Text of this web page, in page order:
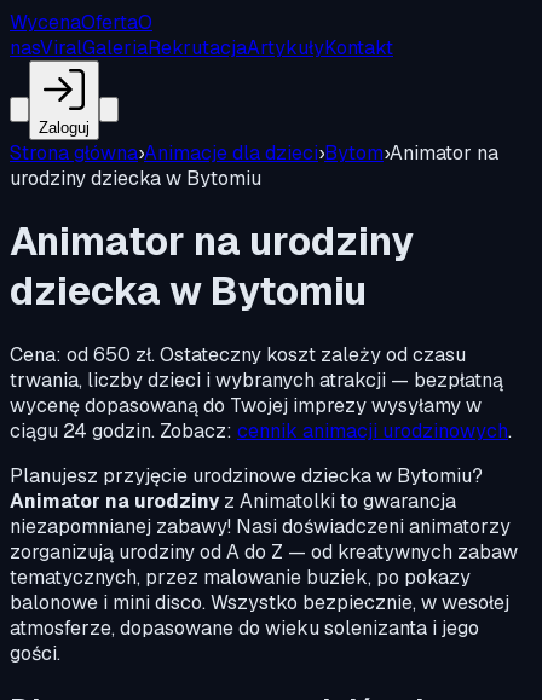
WycenaOfertaO
nasViralGaleriaRekrutacjaArtykułyKontakt
Zaloguj
Strona główna›Animacje dla dzieci›Bytom›Animator na
urodziny dziecka w Bytomiu
Animator na urodziny
dziecka w Bytomiu
Cena: od 650 zł.Ostateczny koszt zależy od czasu
trwania, liczby dzieci i wybranych atrakcji — bezpłatną
wycenę dopasowaną do Twojej imprezy wysyłamy w
ciągu 24 godzin. Zobacz: cennik animacji urodzinowych.
Planujesz przyjęcie urodzinowe dziecka w Bytomiu?
Animator na urodzinyz Animatolki to gwarancja
niezapomnianej zabawy! Nasi doświadczeni animatorzy
zorganizują urodziny od A do Z — od kreatywnych zabaw
tematycznych, przez malowanie buziek, po pokazy
balonowe i mini disco. Wszystko bezpiecznie, w wesołej
atmosferze, dopasowane do wieku solenizanta i jego
gości.